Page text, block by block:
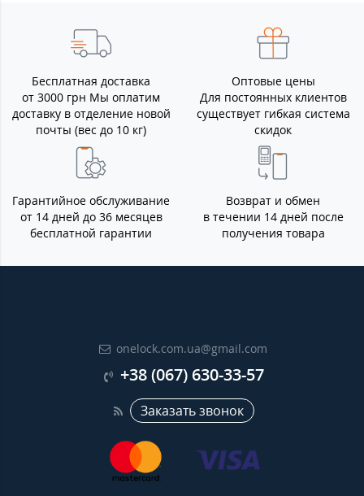
Бесплатная доставка
от 3000 грн Мы оплатим
доставку в отделение новой
почты (вес до 10 кг)
Оптовые цены
Для постоянных клиентов
существует гибкая система
скидок
Гарантийное обслуживание
от 14 дней до 36 месяцев
бесплатной гарантии
Возврат и обмен
в течении 14 дней после
получения товара
onelock.com.ua@gmail.com
+38 (067) 630-33-57
Заказать звонок